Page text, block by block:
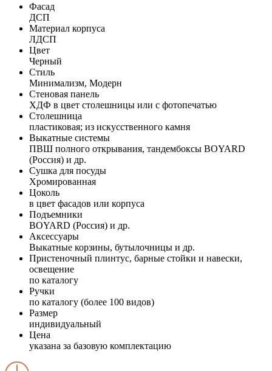
Фасад
ДСП
Материал корпуса
ЛДСП
Цвет
Черный
Стиль
Минимализм, Модерн
Стеновая панель
ХДФ в цвет столешницы или с фотопечатью
Столешница
пластиковая; из искусственного камня
Выкатные системы
ПВШ полного открывания, тандембоксы BOYARD
(Россия) и др.
Сушка для посуды
Хромированная
Цоколь
в цвет фасадов или корпуса
Подъемники
BOYARD (Россия) и др.
Аксессуары
Выкатные корзины, бутылочницы и др.
Пристеночный плинтус, барные стойки и навески,
освещение
по каталогу
Ручки
по каталогу (более 100 видов)
Размер
индивидуальный
Цена
указана за базовую комплектацию